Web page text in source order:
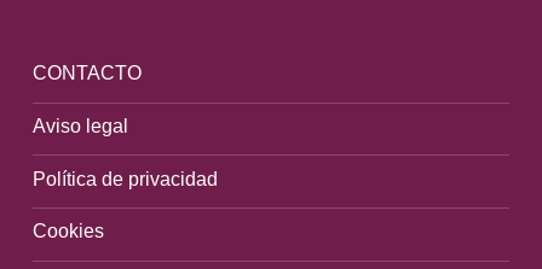
CONTACTO
Aviso legal
Política de privacidad
Cookies